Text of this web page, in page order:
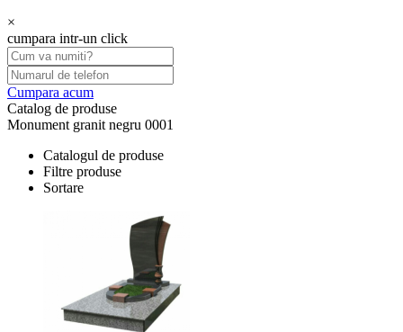
×
cumpara intr-un click
Cumpara acum
Catalog de produse
Monument granit negru 0001
Catalogul de produse
Filtre produse
Sortare